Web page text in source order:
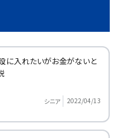
に入れたいがお金がないと
シニア 2022/04/13